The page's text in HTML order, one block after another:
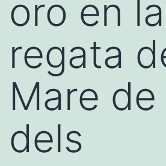
oro en la
regata
Mare de
dels